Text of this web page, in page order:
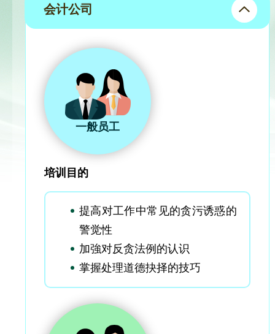
会计公司
一般员工
培训目的
提高对工作中常见的贪污诱惑的
警觉性
加強对反贪法例的认识
掌握处理道德抉择的技巧